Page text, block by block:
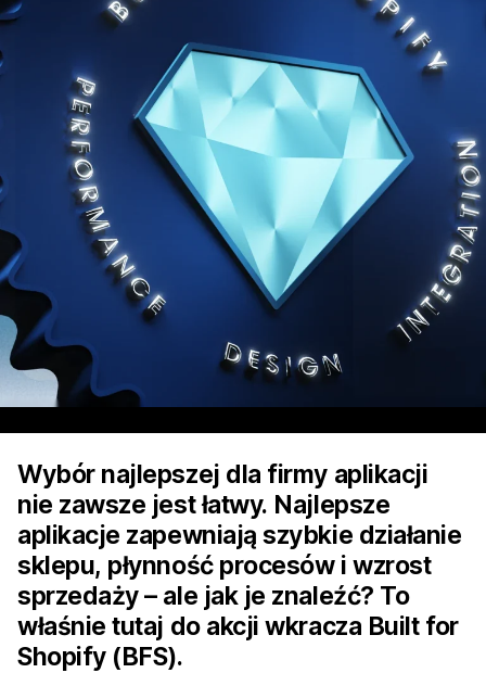
Wybór najlepszej dla firmy aplikacji
nie zawsze jest łatwy. Najlepsze
aplikacje zapewniają szybkie działanie
sklepu, płynność procesów i wzrost
sprzedaży – ale jak je znaleźć? To
właśnie tutaj do akcji wkracza Built for
Shopify (BFS).